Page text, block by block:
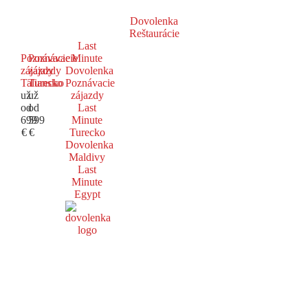
Dovolenka
Reštaurácie
Poznávacie
zájazdy
Taliansko
už
od
699
€
Poznávacie
zájazdy
Turecko
už
od
599
€
Last
Minute
Dovolenka
Poznávacie
zájazdy
Last
Minute
Turecko
Dovolenka
Maldivy
Last
Minute
Egypt